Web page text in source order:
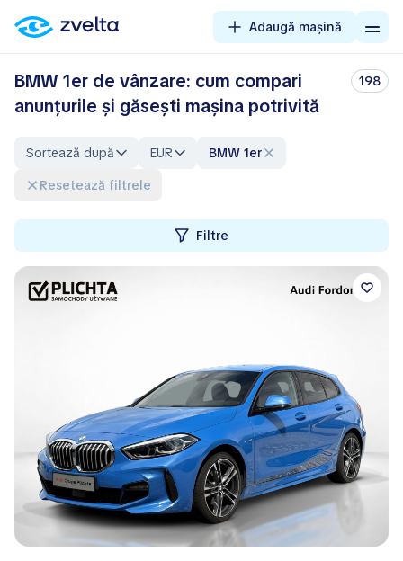
Adaugă mașină
BMW 1er de vânzare: cum compari
anunțurile și găsești mașina potrivită
198
Sortează după EUR
BMW 1er
Resetează filtrele
Filtre